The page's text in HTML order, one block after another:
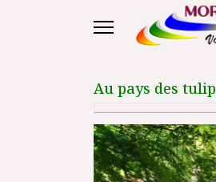
Au pays des